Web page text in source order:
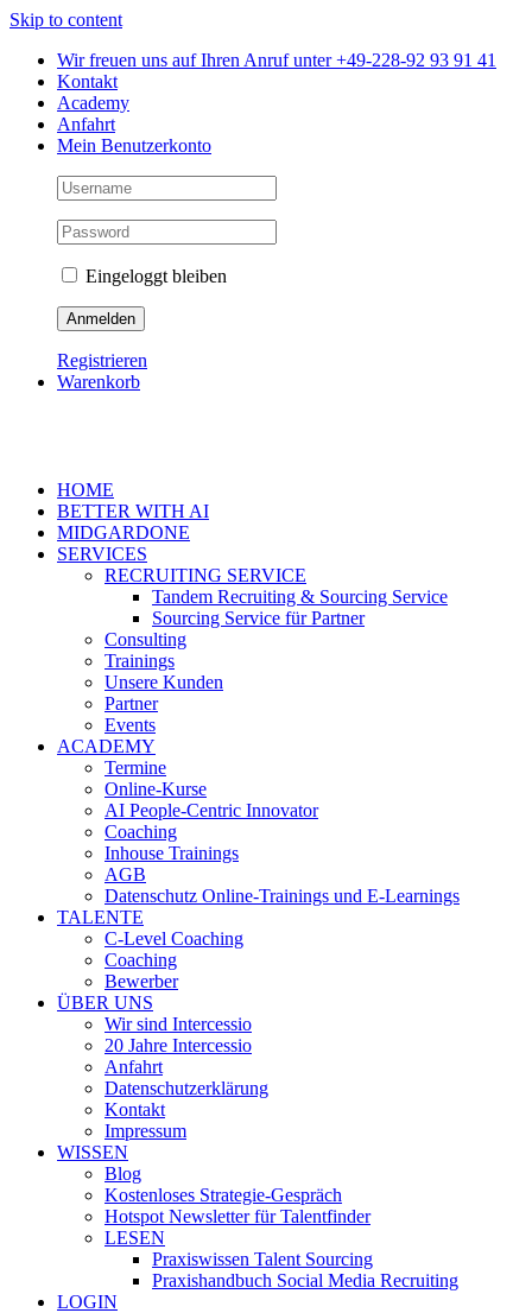
Skip to content
Wir freuen uns auf Ihren Anruf unter +49-228-92 93 91 41
Kontakt
Academy
Anfahrt
Mein Benutzerkonto
Eingeloggt bleiben
Registrieren
Warenkorb
HOME
BETTER WITH AI
MIDGARDONE
SERVICES
RECRUITING SERVICE
Tandem Recruiting & Sourcing Service
Sourcing Service für Partner
Consulting
Trainings
Unsere Kunden
Partner
Events
ACADEMY
Termine
Online-Kurse
AI People-Centric Innovator
Coaching
Inhouse Trainings
AGB
Datenschutz Online-Trainings und E-Learnings
TALENTE
C-Level Coaching
Coaching
Bewerber
ÜBER UNS
Wir sind Intercessio
20 Jahre Intercessio
Anfahrt
Datenschutzerklärung
Kontakt
Impressum
WISSEN
Blog
Kostenloses Strategie-Gespräch
Hotspot Newsletter für Talentfinder
LESEN
Praxiswissen Talent Sourcing
Praxishandbuch Social Media Recruiting
LOGIN